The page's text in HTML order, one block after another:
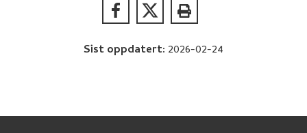
Sist oppdatert: 2026-02-24